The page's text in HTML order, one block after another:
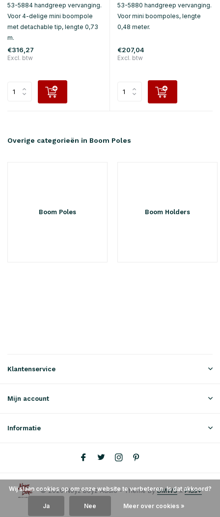
53-5884 handgreep vervanging.
Voor 4-delige mini boompole
met detachable tip, lengte 0,73
m.
€316,27
Excl. btw
53-5880 handgreep vervanging.
Voor mini boompoles, lengte
0,48 meter.
€207,04
Excl. btw
Overige categorieën in Boom Poles
Boom Poles Boom Holders
Klantenservice
Mijn account
Informatie
© 2026 Noyz Boyz Audio - Theme ByDMWSxPlus+
Wij slaan cookies op om onze website te verbeteren. Is dat akkoord?
Ja Nee Meer over cookies »